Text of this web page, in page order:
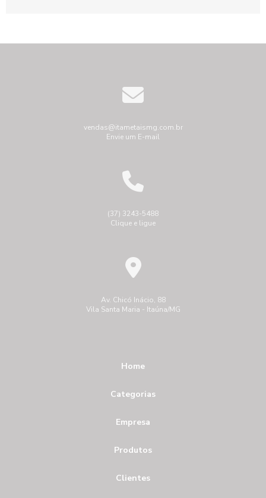
vendas@itametaismg.com.br
Envie um E-mail
(37) 3243-5488
Clique e ligue
Av. Chicó Inácio, 88
Vila Santa Maria - Itaúna/MG
Home
Categorias
Empresa
Produtos
Clientes